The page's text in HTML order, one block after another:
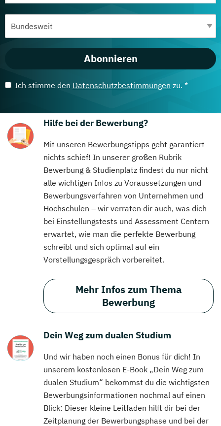
Abonnieren
Ich stimme den Datenschutzbestimmungen zu. *
Hilfe bei der Bewerbung?
Mit unseren Bewerbungstipps geht garantiert
nichts schief! In unserer großen Rubrik
Bewerbung & Studienplatz findest du nur nicht
alle wichtigen Infos zu Voraussetzungen und
Bewerbungsverfahren von Unternehmen und
Hochschulen – wir verraten dir auch, was dich
bei Einstellungstests und Assessment Centern
erwartet, wie man die perfekte Bewerbung
schreibt und sich optimal auf ein
Vorstellungsgespräch vorbereitet.
Mehr Infos zum Thema
Bewerbung
Dein Weg zum dualen Studium
Und wir haben noch einen Bonus für dich! In
unserem kostenlosen E-Book „Dein Weg zum
dualen Studium“ bekommst du die wichtigsten
Bewerbungsinformationen nochmal auf einen
Blick: Dieser kleine Leitfaden hilft dir bei der
Zeitplanung der Bewerbungsphase und bei der